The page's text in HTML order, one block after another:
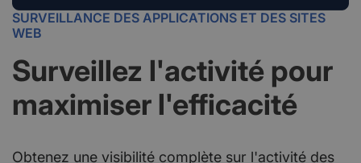
SURVEILLANCE DES APPLICATIONS ET DES SITES
WEB
Surveillez l'activité pour
maximiser l'efficacité
Obtenez une visibilité complète sur l'activité des